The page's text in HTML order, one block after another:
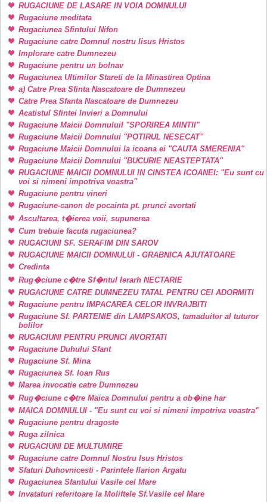
RUGACIUNE DE LASARE IN VOIA DOMNULUI
Rugaciune meditata
Rugaciunea Sfintului Nifon
Rugaciune catre Domnul nostru Iisus Hristos
Implorare catre Dumnezeu
Rugaciune pentru un bolnav
Rugaciunea Ultimilor Stareti de la Minastirea Optina
a) Catre Prea Sfinta Nascatoare de Dumnezeu
Catre Prea Sfanta Nascatoare de Dumnezeu
Acatistul Sfintei Invieri a Domnului
Rugaciune Maicii DomnuluiI "SPORIREA MINTII"
Rugaciune Maicii Domnului "POTIRUL NESECAT"
Rugaciune Maicii Domnului la icoana ei "CAUTA SMERENIA"
Rugaciune Maicii Domnului "BUCURIE NEASTEPTATA"
RUGACIUNE MAICII DOMNULUI IN CINSTEA ICOANEI: "Eu sunt cu
voi si nimeni impotriva voastra"
Rugaciune pentru vineri
Rugaciune-canon de pocainta pt. prunci avortati
Ascultarea, t�ierea voii, supunerea
Cum trebuie facuta rugaciunea?
RUGACIUNI SF. SERAFIM DIN SAROV
RUGACIUNE MAICII DOMNULUI - GRABNICA AJUTATOARE
Credinta
Rug�ciune c�tre Sf�ntul Ierarh NECTARIE
RUGACIUNE CATRE DUMNEZEU TATAL PENTRU CEI ADORMITI
Rugaciune pentru IMPACAREA CELOR INVRAJBITI
Rugaciune Sf. PARTENIE din LAMPSAKOS, tamaduitor al tuturor
bolilor
RUGACIUNI PENTRU PRUNCI AVORTATI
Rugaciune Duhului Sfant
Rugaciune Sf. Mina
Rugaciunea Sf. Ioan Rus
Marea invocatie catre Dumnezeu
Rug�ciune c�tre Maica Domnului pentru a ob�ine har
MAICA DOMNULUI - "Eu sunt cu voi si nimeni impotriva voastra"
Rugaciune pentru dragoste
Ruga zilnica
RUGACIUNI DE MULTUMIRE
Rugaciune catre Domnul Nostru Isus Hristos
Sfaturi Duhovnicesti - Parintele Ilarion Argatu
Rugaciunea Sfantului Vasile cel Mare
Invataturi referitoare la Moliftele Sf.Vasile cel Mare